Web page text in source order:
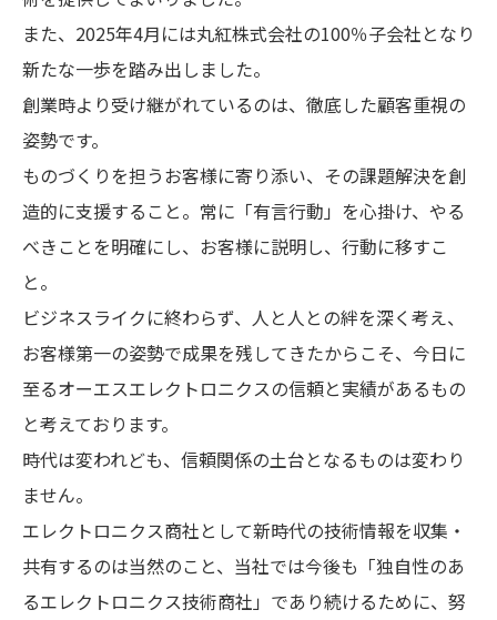
また、2025年4月には丸紅株式会社の100％子会社となり
新たな一歩を踏み出しました。
創業時より受け継がれているのは、徹底した顧客重視の
姿勢です。
ものづくりを担うお客様に寄り添い、その課題解決を創
造的に支援すること。常に「有言行動」を心掛け、やる
べきことを明確にし、お客様に説明し、行動に移すこ
と。
ビジネスライクに終わらず、人と人との絆を深く考え、
お客様第一の姿勢で成果を残してきたからこそ、今日に
至るオーエスエレクトロニクスの信頼と実績があるもの
と考えております。
時代は変われども、信頼関係の土台となるものは変わり
ません。
エレクトロニクス商社として新時代の技術情報を収集・
共有するのは当然のこと、当社では今後も「独自性のあ
るエレクトロニクス技術商社」であり続けるために、努